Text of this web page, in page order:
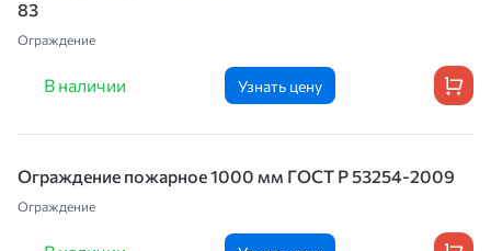
83
Ограждение
В наличии Узнать цену
Ограждение пожарное 1000 мм ГОСТ Р 53254-2009
Ограждение